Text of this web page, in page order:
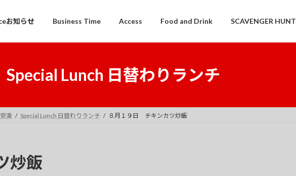
お知らせ Business Time Access Food and Drink SCAVENGER HUNT
Special Lunch 日替わりランチ
楽 Special Lunch 日替わりランチ ８月１９日 チキンカツ炒飯
炒飯